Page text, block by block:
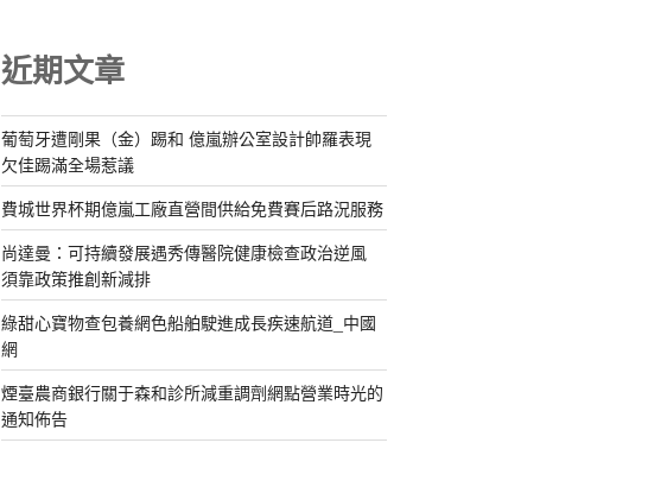
近期文章
葡萄牙遭剛果（金）踢和 億嵐辦公室設計帥羅表現
欠佳踢滿全場惹議
費城世界杯期億嵐工廠直營間供給免費賽后路況服務
尚達曼：可持續發展遇秀傳醫院健康檢查政治逆風
須靠政策推創新減排
綠甜心寶物查包養網色船舶駛進成長疾速航道_中國
網
煙臺農商銀行關于森和診所減重調劑網點營業時光的
通知佈告